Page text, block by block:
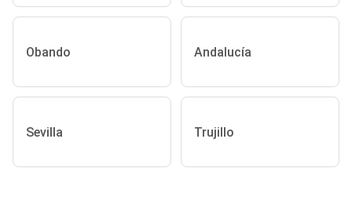
Obando Andalucía
Sevilla Trujillo